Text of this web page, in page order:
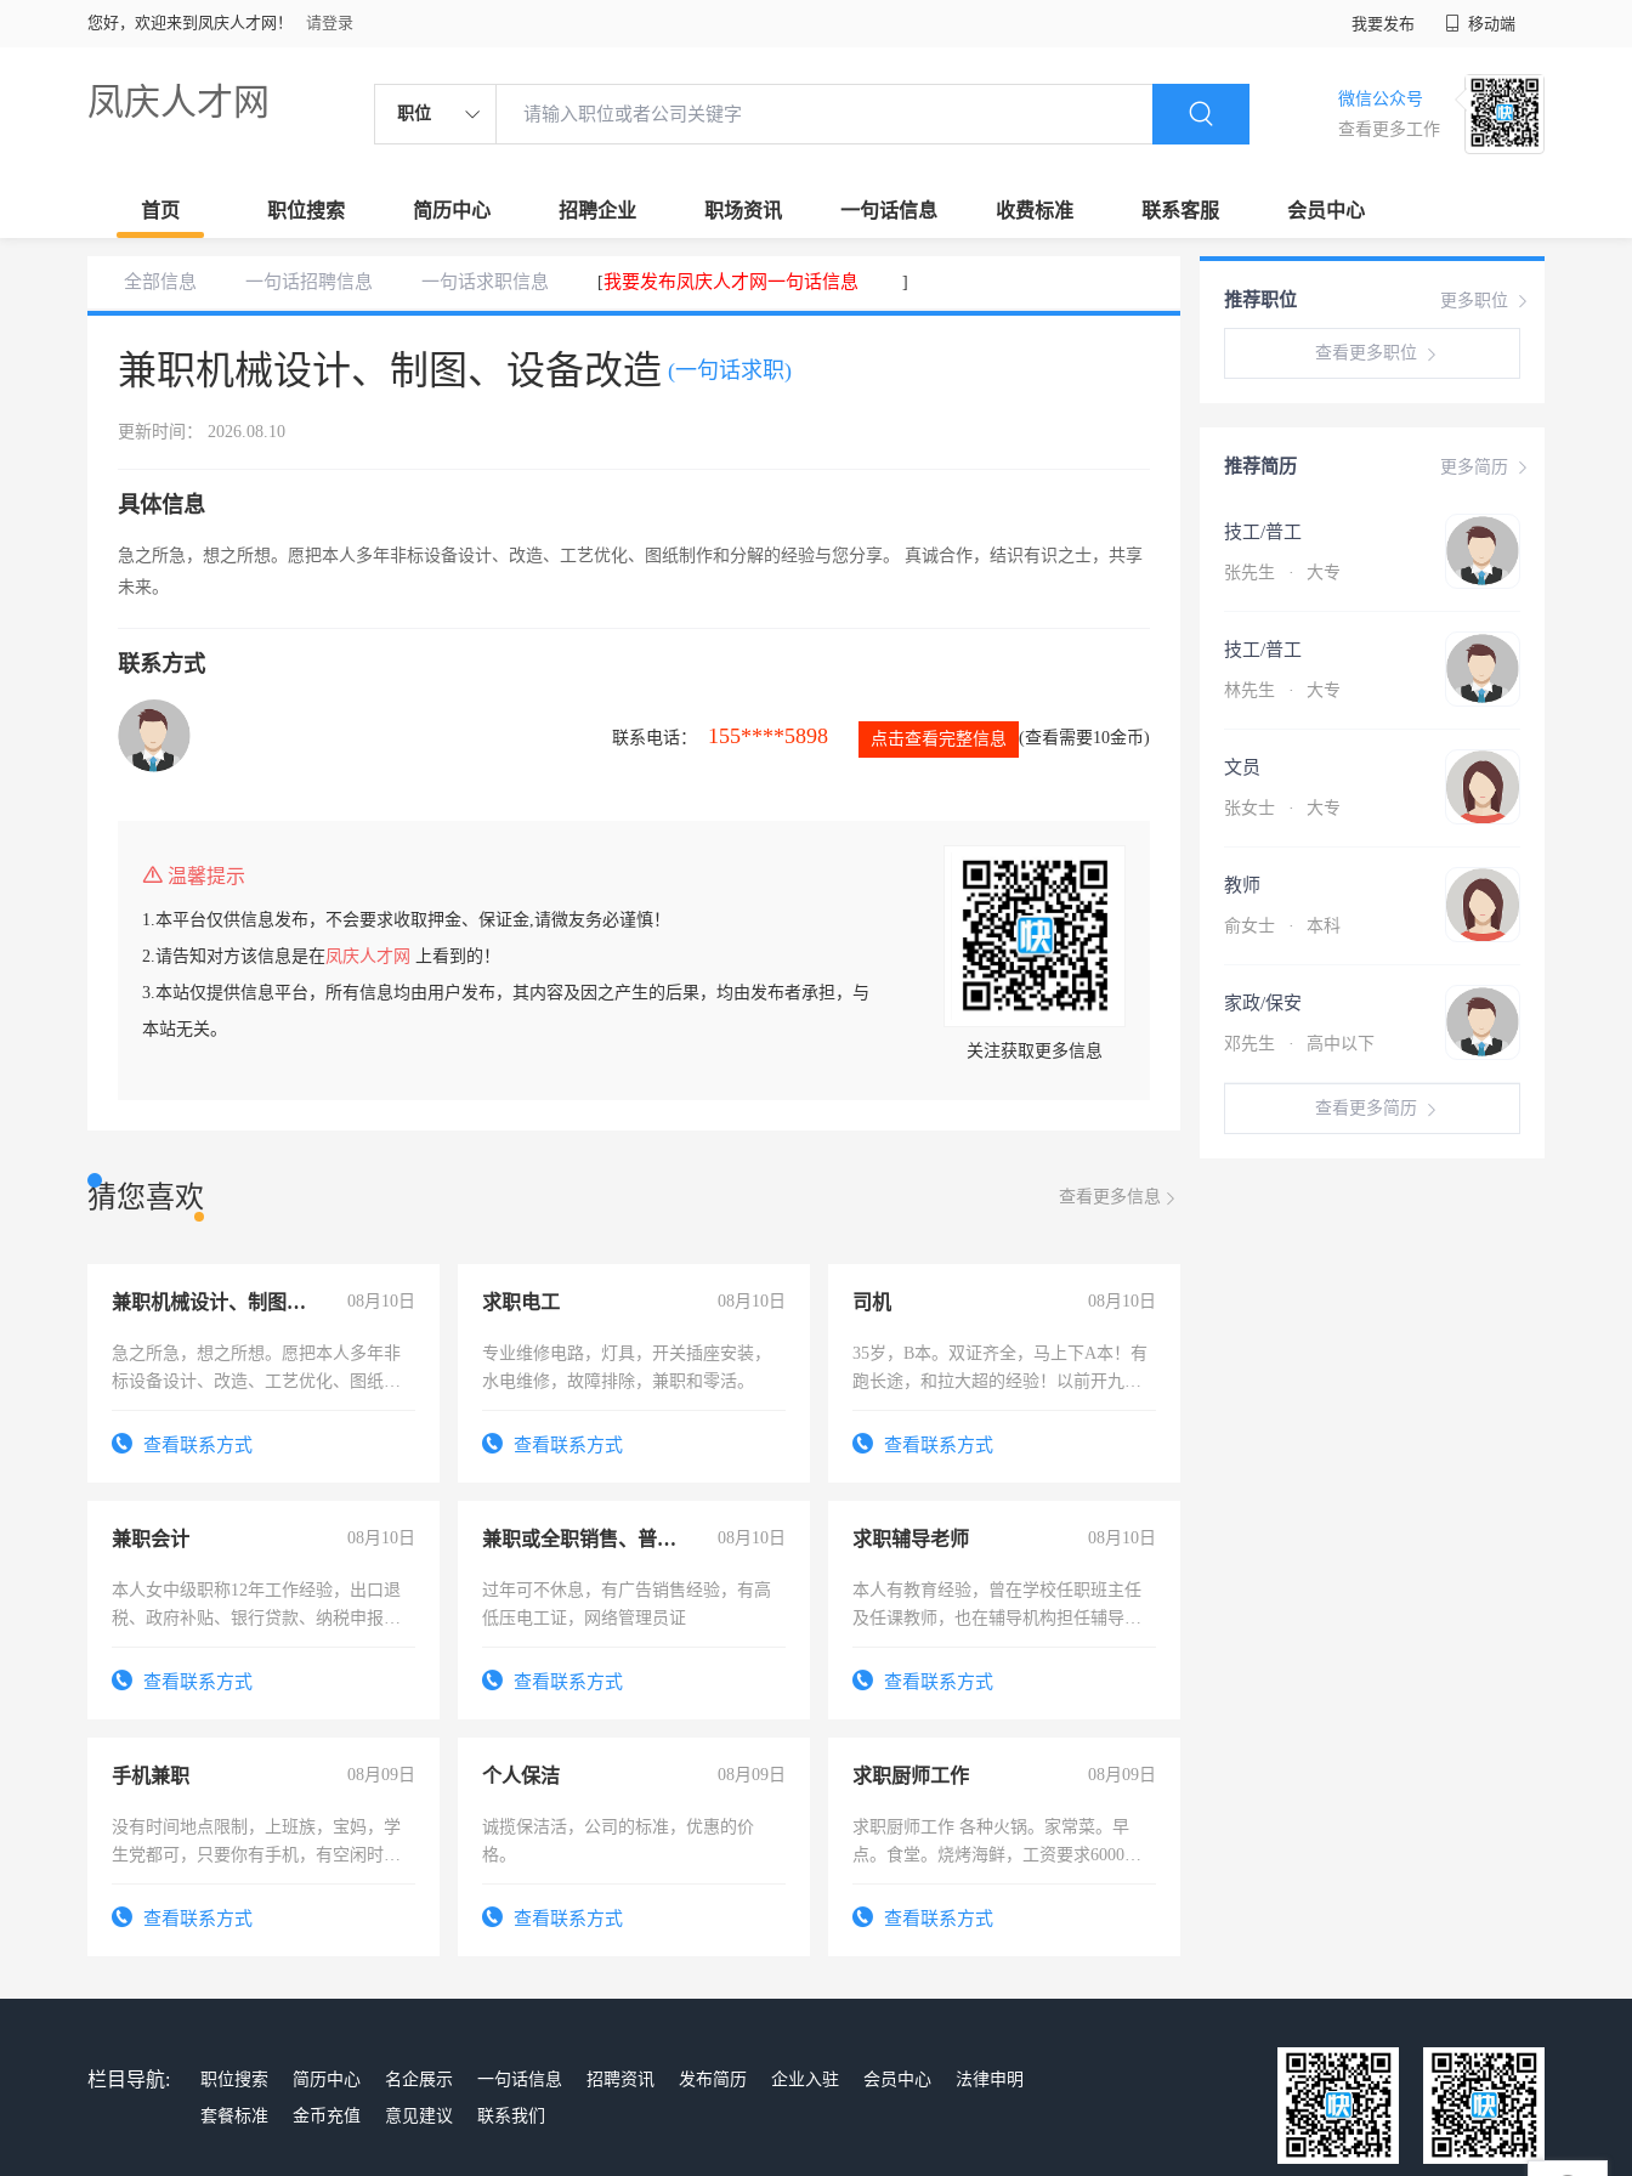
您好，欢迎来到凤庆人才网！ 请登录 我要发布 移动端
凤庆人才网 职位
微信公众号
查看更多工作
首页 职位搜索 简历中心 招聘企业 职场资讯 一句话信息 收费标准 联系客服 会员中心
全部信息 一句话招聘信息 一句话求职信息 [我要发布凤庆人才网一句话信息 ]
兼职机械设计、制图、设备改造 (一句话求职)
更新时间： 2026.08.10
具体信息
急之所急，想之所想。愿把本人多年非标设备设计、改造、工艺优化、图纸制作和分解的经验与您分享。 真诚合作，结识有识之士，共享
未来。
联系方式
联系电话： 155****5898 点击查看完整信息 (查看需要10金币)
温馨提示
1.本平台仅供信息发布，不会要求收取押金、保证金,请微友务必谨慎！
2.请告知对方该信息是在凤庆人才网
上看到的！
3.本站仅提供信息平台，所有信息均由用户发布，其内容及因之产生的后果，均由发布者承担，与
本站无关。
关注获取更多信息
猜您喜欢 查看更多信息
兼职机械设计、制图、设备改造 08月10日
急之所急，想之所想。愿把本人多年非
标设备设计、改造、工艺优化、图纸制
结识有识之士，共享未来。
查看联系方式
求职电工 08月10日
专业维修电路，灯具，开关插座安装，
水电维修，故障排除，兼职和零活。
查看联系方式
司机 08月10日
35岁，B本。双证齐全，马上下A本！有
跑长途，和拉大超的经验！以前开九米
查看联系方式
兼职会计 08月10日
本人女中级职称12年工作经验，出口退
税、政府补贴、银行贷款、纳税申报、
务，财务咨询等业务。欲求兼职会计工
查看联系方式
兼职或全职销售、普工、维修 08月10日
过年可不休息，有广告销售经验，有高
低压电工证，网络管理员证
查看联系方式
求职辅导老师 08月10日
本人有教育经验，曾在学校任职班主任
及任课教师，也在辅导机构担任辅导教
查看联系方式
手机兼职 08月09日
没有时间地点限制，上班族，宝妈，学
生党都可，只要你有手机，有空闲时
勤快的四五十，每天挣零花钱没问题！
查看联系方式
个人保洁 08月09日
诚揽保洁活，公司的标准，优惠的价
格。
查看联系方式
求职厨师工作 08月09日
求职厨师工作 各种火锅。家常菜。早
点。食堂。烧烤海鲜，工资要求6000以
查看联系方式
更多职位
推荐职位
查看更多职位
更多简历
推荐简历
技工/普工
张先生 · 大专
技工/普工
林先生 · 大专
文员
张女士 · 大专
教师
俞女士 · 本科
家政/保安
邓先生 · 高中以下
查看更多简历
栏目导航: 职位搜索 简历中心 名企展示 一句话信息 招聘资讯 发布简历 企业入驻 会员中心
法律申明
套餐标准
金币充值 意见建议 联系我们